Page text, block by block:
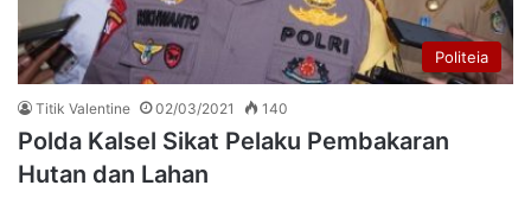
Politeia
Titik Valentine 02/03/2021 140
Polda Kalsel Sikat Pelaku Pembakaran
Hutan dan Lahan